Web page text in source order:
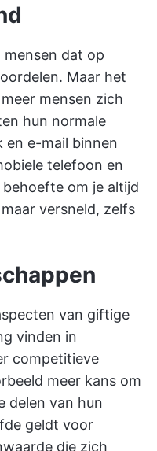
mensen dat op
Maar het
mensen zich
hun normale
en e-mail binnen
telefoon en
om je altijd
versneld, zelfs
van giftige
vinden in
competitieve
meer kans om
delen van hun
geldt voor
die zich